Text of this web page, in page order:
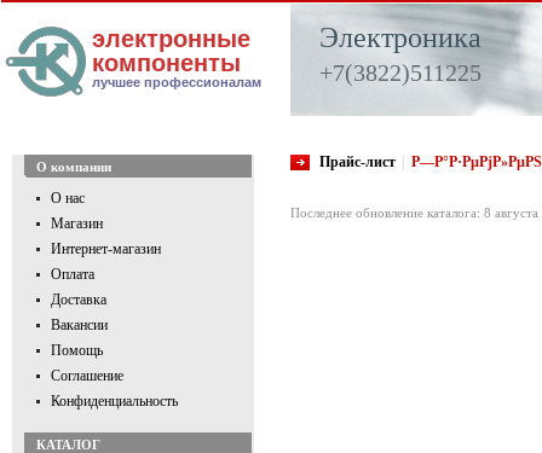
электронные
компоненты
лучшее профессионалам
Электроника
+7(3822)511225
О компании
О нас
Магазин
Интернет-магазин
Оплата
Доставка
Вакансии
Помощь
Соглашение
Конфиденциальность
КАТАЛОГ
Прайс-лист
Последнее обновление каталога: 8